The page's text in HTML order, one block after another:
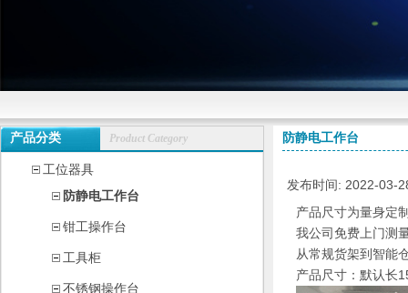
产品分类 Product Category
工位器具
防静电工作台
钳工操作台
工具柜
不锈钢操作台
防静电工作台
发布时间: 2022-03-
产品尺寸为量身定
我公司免费上门测
从常规货架到智能
产品尺寸：默认长